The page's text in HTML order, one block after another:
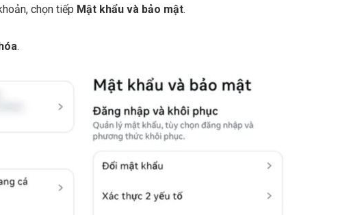
chọn tiếp Mật khẩu và bảo mật.
.